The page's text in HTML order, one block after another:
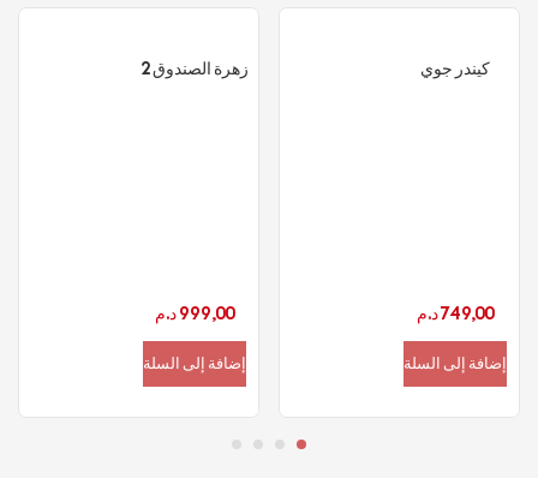
كيندر جوي
749,00د.م
إضافة إلى السلة
زهرة الصندوق 2
999,00د.م
إضافة إلى السلة